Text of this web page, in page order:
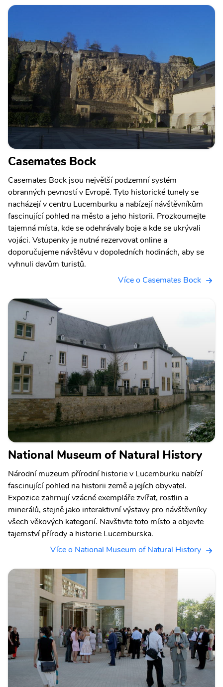
Casemates Bock
Casemates Bock jsou největší podzemní systém
obranných pevností v Evropě. Tyto historické tunely se
nacházejí v centru Lucemburku a nabízejí návštěvníkům
fascinující pohled na město a jeho historii. Prozkoumejte
tajemná místa, kde se odehrávaly boje a kde se ukrývali
vojáci. Vstupenky je nutné rezervovat online a
doporučujeme návštěvu v dopoledních hodinách, aby se
vyhnuli davům turistů.
Více o Casemates Bock
National Museum of Natural History
Národní muzeum přírodní historie v Lucemburku nabízí
fascinující pohled na historii země a jejích obyvatel.
Expozice zahrnují vzácné exempláře zvířat, rostlin a
minerálů, stejně jako interaktivní výstavy pro návštěvníky
všech věkových kategorií. Navštivte toto místo a objevte
tajemství přírody a historie Lucemburska.
Více o National Museum of Natural History